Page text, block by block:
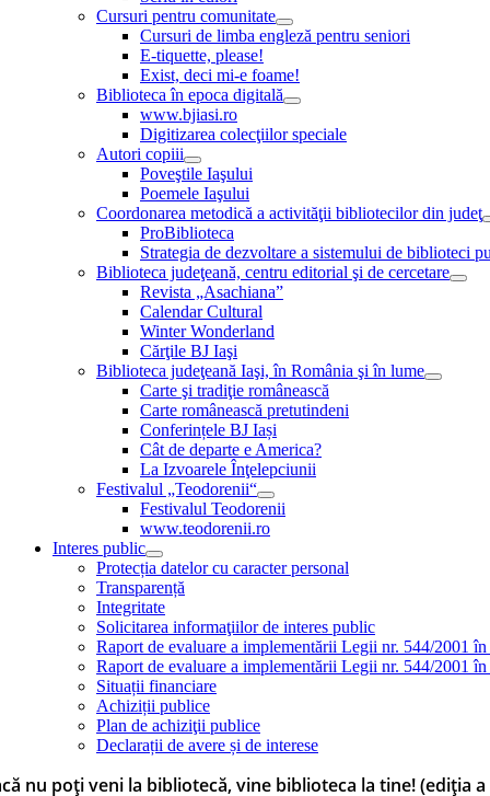
Cursuri pentru comunitate
Cursuri de limba engleză pentru seniori
E-tiquette, please!
Exist, deci mi-e foame!
Biblioteca în epoca digitală
www.bjiasi.ro
Digitizarea colecţiilor speciale
Autori copiii
Poveştile Iaşului
Poemele Iaşului
Coordonarea metodică a activităţii bibliotecilor din judeţ
ProBiblioteca
Strategia de dezvoltare a sistemului de biblioteci
Biblioteca judeţeană, centru editorial şi de cercetare
Revista „Asachiana”
Calendar Cultural
Winter Wonderland
Cărţile BJ Iaşi
Biblioteca judeţeană Iaşi, în România şi în lume
Carte şi tradiţie românească
Carte românească pretutindeni
Conferințele BJ Iași
Cât de departe e America?
La Izvoarele Înţelepciunii
Festivalul „Teodorenii“
Festivalul Teodorenii
www.teodorenii.ro
Interes public
Protecția datelor cu caracter personal
Transparență
Integritate
Solicitarea informaţiilor de interes public
Raport de evaluare a implementării Legii nr. 544/2001
Raport de evaluare a implementării Legii nr. 544/2001
Situații financiare
Achiziții publice
Plan de achiziţii publice
Declarații de avere și de interese
nu poți veni la bibliotecă, vine biblioteca la tine! (ediția a